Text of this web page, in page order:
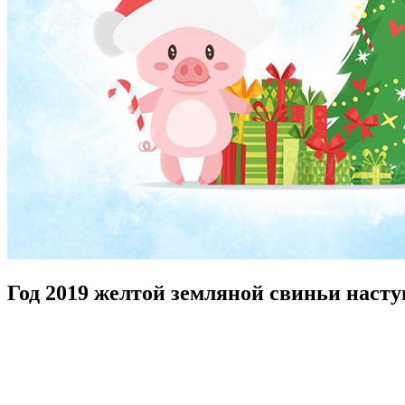
Год 2019 желтой земляной свиньи